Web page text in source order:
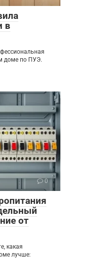
в
доме по ПУЭ.
0
от
какая
лучше: